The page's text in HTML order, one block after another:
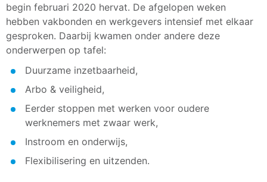
begin februari 2020 hervat. De afgelopen weken
hebben vakbonden en werkgevers intensief met elkaar
gesproken. Daarbij kwamen onder andere deze
onderwerpen op tafel:
Duurzame inzetbaarheid,
Arbo & veiligheid,
Eerder stoppen met werken voor oudere
werknemers met zwaar werk,
Instroom en onderwijs,
Flexibilisering en uitzenden.